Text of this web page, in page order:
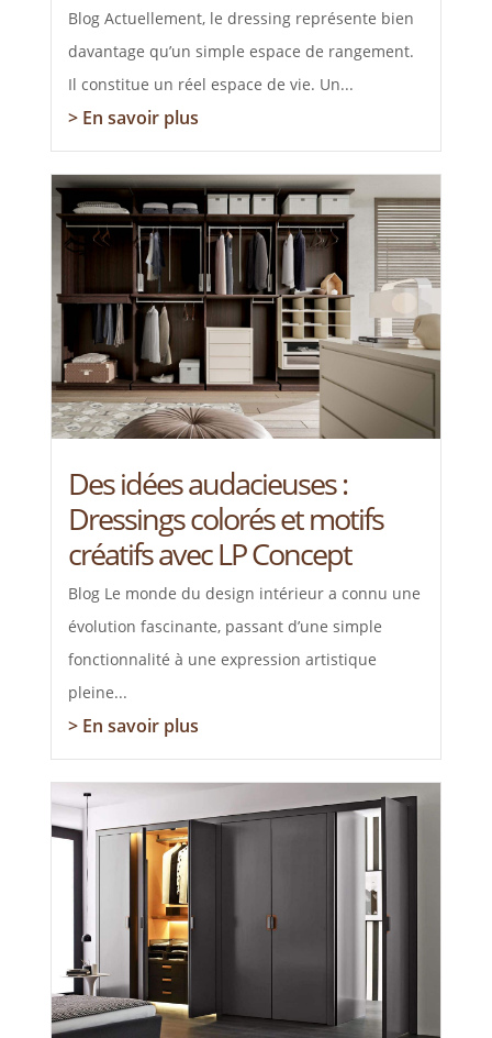
Blog Actuellement, le dressing représente bien
davantage qu’un simple espace de rangement.
Il constitue un réel espace de vie. Un...
> En savoir plus
Des idées audacieuses :
Dressings colorés et motifs
créatifs avec LP Concept
Blog Le monde du design intérieur a connu une
évolution fascinante, passant d’une simple
fonctionnalité à une expression artistique
pleine...
> En savoir plus